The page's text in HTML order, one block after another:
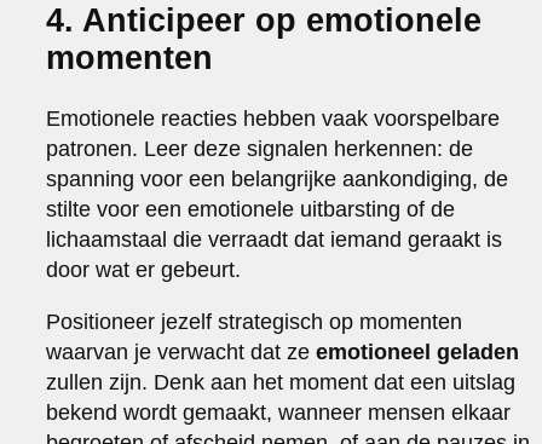
4. Anticipeer op emotionele
momenten
Emotionele reacties hebben vaak voorspelbare
patronen. Leer deze signalen herkennen: de
spanning voor een belangrijke aankondiging, de
stilte voor een emotionele uitbarsting of de
lichaamstaal die verraadt dat iemand geraakt is
door wat er gebeurt.
Positioneer jezelf strategisch op momenten
waarvan je verwacht dat zeemotioneel geladen
zullen zijn. Denk aan het moment dat een uitslag
bekend wordt gemaakt, wanneer mensen elkaar